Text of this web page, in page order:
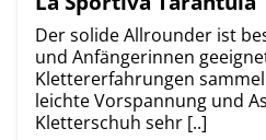
Der solide Allrounder ist
und Anfängerinnen
Klettererfahrungen
leichte Vorspannung und
Kletterschuh sehr [..]